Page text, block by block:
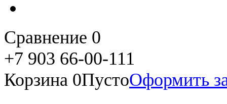
Сравнение 0
+7 903 66-00-111
Корзина 0ПустоОформить